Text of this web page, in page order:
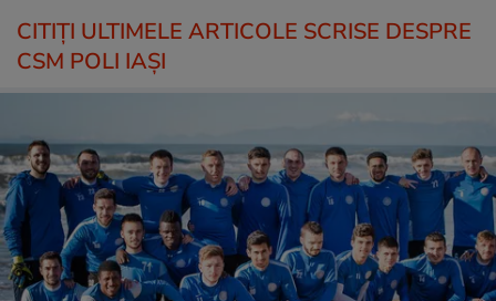
CITIȚI ULTIMELE ARTICOLE SCRISE DESPRE
CSM POLI IAȘI